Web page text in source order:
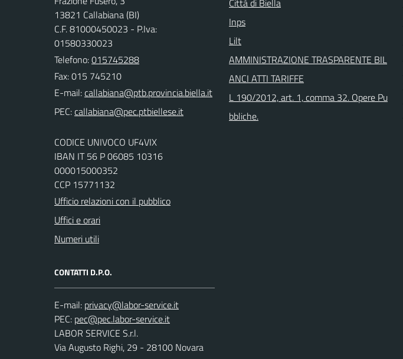
13821 Callabiana (BI)
C.F. 81000450023 - P.Iva:
01580330023
Telefono:015745288
Fax: 015 745210
E-mail:
PEC:
CODICE UNIVOCO UF4VIX
IBAN IT 56 P 06085 10316
000015000352
CCP 15771132
Ufficio relazioni con il pubblico
Uffici e orari
Numeri utili
CONTATTI D.P.O.
E-mail:
PEC:
LABOR SERVICE S.r.l.
Via Augusto Righi, 29 - 28100 Novara
Inps
Lilt
AMMINISTRAZIONE TRASPARENTE BIL
ANCI ATTI TARIFFE
L 190/2012, art. 1, comma 32. Opere Pu
bbliche.